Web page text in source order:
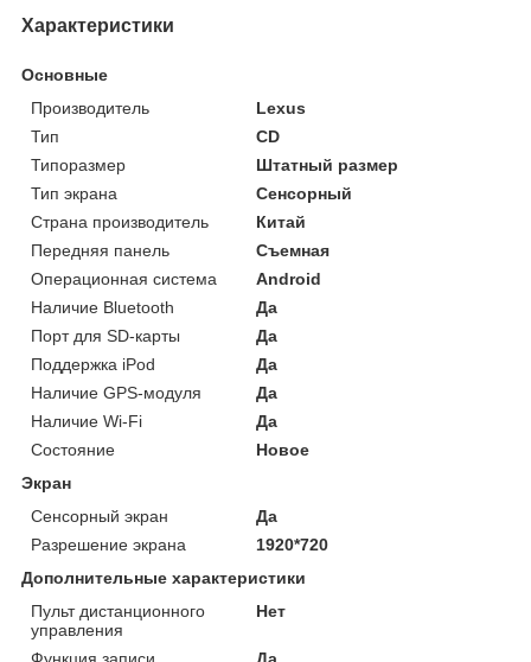
Характеристики
Основные
Производитель
Lexus
Тип
CD
Типоразмер
Штатный размер
Тип экрана
Сенсорный
Страна производитель
Китай
Передняя панель
Съемная
Операционная система
Android
Наличие Bluetooth
Да
Порт для SD-карты
Да
Поддержка iPod
Да
Наличие GPS-модуля
Да
Наличие Wi-Fi
Да
Состояние
Новое
Экран
Сенсорный экран
Да
Разрешение экрана
1920*720
Дополнительные характеристики
Пульт дистанционного
управления
Нет
Функция записи Да